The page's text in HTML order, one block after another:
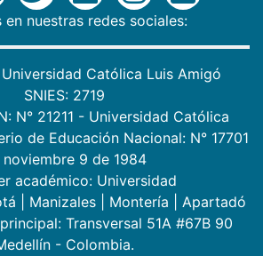
en nuestras redes sociales:
Católica Luis Amigó
SNIES: 2719
N° 21211 - Universidad Católica
de Educación Nacional: N° 17701
noviembre 9 de 1984
académico: Universidad
Manizales Montería
Apartadó
Transversal 51A #67B 90
- Colombia.